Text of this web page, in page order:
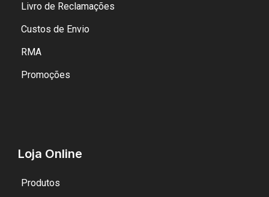
Livro de Reclamações
Custos de Envio
RMA
Promoções
Loja Online
Produtos